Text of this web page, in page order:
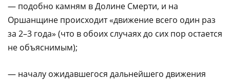
— подобно камням в Долине Смерти, и на
Оршанщине происходит «движение всего один раз
за 2–3 года» (что в обоих случаях до сих пор остается
не объяснимым);
— началу ожидавшегося дальнейшего движения